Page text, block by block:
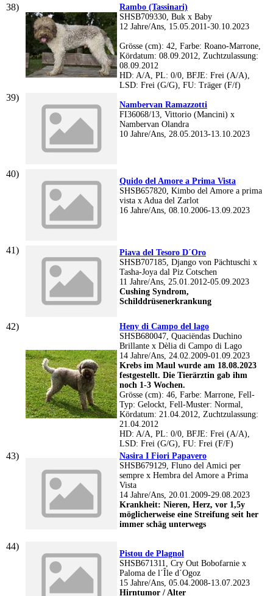
Rambo (Tassinari)
SHSB709330, Buk x Baby
12 Jahre/Ans, 15.05.2011-30.10.2023
Grösse (cm): 42, Farbe: Roano-Marrone,
Kördatum: 08.09.2012, Zuchtzulassung:
08.09.2012
HD: A/A, PL: 0/0, BFJE: Frei (A/A),
LSD: Frei (G/G), FU: Träger (F/f)
Nambervan Ramazzotti
FI36068/13, Vittorio (Mancini) x
Nambervan Olandra
10 Jahre/Ans, 28.05.2013-13.10.2023
Quido del Amore a Prima Vista
SHSB657820, Kimbo del Amore a prima
vista x Adua del Zarlot
16 Jahre/Ans, 08.10.2006-13.09.2023
Piava del Tesoro D´Oro
SHSB707185, Django von Pächtuschi x
Tasha-Joya dal Piz Cotschen
11 Jahre/Ans, 25.01.2012-05.09.2023
Cushing Syndrom,
Schilddrüsenerkrankung
Heny di Campo del lago
SHSB680047, Quaciëndas Duchino
Brillante x Dèlia di Campo di Lago
14 Jahre/Ans, 24.02.2009-01.09.2023
Krebs im Maul wurde am 18.08.2023
festgestellt. Die Tierärztin gab ihm
noch 1-3 Wochen.
Grösse (cm): 46, Farbe: Marrone, Fell-
Typ: Gelockt, Fell-Muster: Normal,
Kördatum: 21.04.2012, Zuchtzulassung:
21.04.2012
HD: A/A, PL: 0/0, BFJE: Frei (A/A),
LSD: Frei (G/G), FU: Frei (F/F)
Nasira I Fiori Papavero
SHSB679129, Fluno del Amici per
sempre x Hembra del Amore a Prima
Vista
14 Jahre/Ans, 20.01.2009-29.08.2023
Krankheit: Nieren, Herz, vor 1,5y
möglicherweise eine Streifung seit her
immer schäg unterwegs
Pistou de Plagnol
SHSB671311, Cry Out Bobofarnie x
Paloma de l´Île d´Ogoz
15 Jahre/Ans, 05.04.2008-13.07.2023
Hirntumor / Alter